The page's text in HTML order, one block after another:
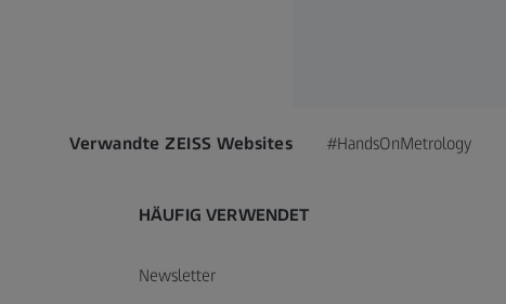
Verwandte ZEISS Websites #HandsOnMetrology
HÄUFIG VERWENDET
Newsletter